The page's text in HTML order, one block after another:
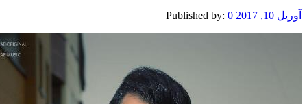
Published by:0